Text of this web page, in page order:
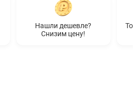
Нашли дешевле?
Снизим цену!